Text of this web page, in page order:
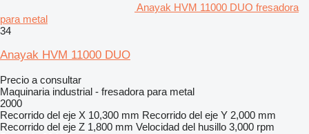
Anayak HVM 11000 DUO fresadora
para metal
34
Anayak HVM 11000 DUO
Precio a consultar
Maquinaria industrial - fresadora para metal
2000
Recorrido del eje X 10,300 mm Recorrido del eje Y 2,000 mm
Recorrido del eje Z 1,800 mm Velocidad del husillo 3,000 rpm